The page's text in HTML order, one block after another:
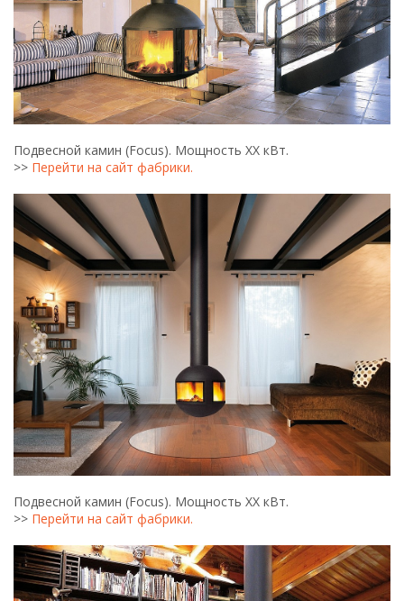
Подвесной камин (Focus). Мощность ХХ кВт.
>> Перейти на сайт фабрики.
Подвесной камин (Focus). Мощность ХХ кВт.
>> Перейти на сайт фабрики.